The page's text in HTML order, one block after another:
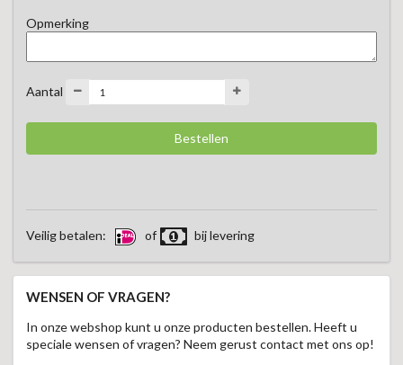
Opmerking
Aantal
Veilig betalen: of bij levering
WENSEN OF VRAGEN?
In onze webshop kunt u onze producten bestellen. Heeft u
speciale wensen of vragen? Neem gerust contact met ons op!